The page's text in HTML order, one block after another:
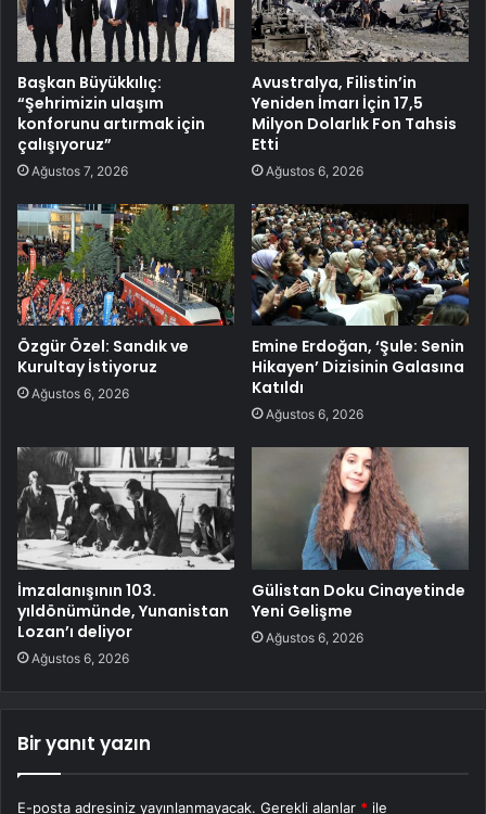
Başkan Büyükkılıç:
“Şehrimizin ulaşım
konforunu artırmak için
çalışıyoruz”
Ağustos 7, 2026
Avustralya, Filistin’in
Yeniden İmarı İçin 17,5
Milyon Dolarlık Fon Tahsis
Etti
Ağustos 6, 2026
Özgür Özel: Sandık ve
Kurultay İstiyoruz
Ağustos 6, 2026
Emine Erdoğan, ‘Şule: Senin
Hikayen’ Dizisinin Galasına
Katıldı
Ağustos 6, 2026
İmzalanışının 103.
yıldönümünde, Yunanistan
Lozan’ı deliyor
Ağustos 6, 2026
Gülistan Doku Cinayetinde
Yeni Gelişme
Ağustos 6, 2026
Bir yanıt yazın
E-posta adresiniz yayınlanmayacak. Gerekli alanlar * ile